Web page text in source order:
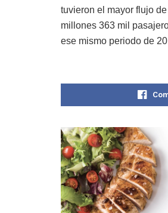
tuvieron el mayor flujo
millones 363 mil
ese mismo periodo de